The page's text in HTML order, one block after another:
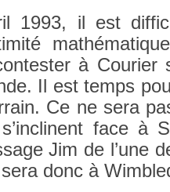
1993, il est
à
Il est temps
Ce ne sera
face à
Jim de l’une
donc à